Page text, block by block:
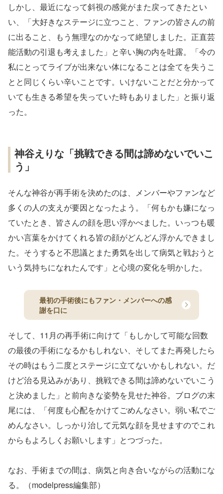
しかし、最近になって斜視の感覚がまた戻ってきたとい
い、「大好きなステージに立つこと、ファンの皆さんの前
に出ること、もう無理なのかなって絶望しました。正直芸
能活動の引退も考えました」と辛い胸の内を吐露。「今の
私にとってライブが出来ない体になることは全てを失うこ
とと同じくらい辛いことです。いけないことだと分かって
いても生きる希望を失っていた時もありました」と振り返
った。
神谷えりな「挑戦できる間は諦めないでいこ
う」
そんな神谷が再手術を決めたのは、メンバーやファンなど
多くの人の支えが要因となったよう。「何もかも嫌になっ
ていたとき、皆さんの顔を思い浮かべました。いっつも暖
かい言葉をかけてくれる皆の顔がどんどん浮かんできまし
た。そうすると不思議とまた勇気を出して病気と戦おうと
いう気持ちになれたんです」と心境の変化を明かした。
最初の手術後にもファン・メンバーへの感
謝を口に
そして、11月の再手術に向けて「もしかして可能な回数
の最後の手術になるかもしれない、そしてまた再発したら
その時はもう二度とステージに立てないかもしれない。だ
けど治る見込みがあり、挑戦できる間は諦めないでいこう
と決めました」と前向きな姿勢を見せた神谷。ブログの末
尾には、「何度も心配をかけてごめんなさい。弱い私でご
めんなさい。しっかり治して元気な顔を見せますのでこれ
からもよろしくお願いします」とつづった。
なお、手術までの間は、病気と向き合いながらの活動にな
る。（modelpress編集部）